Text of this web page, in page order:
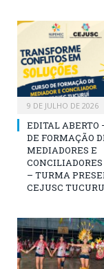
9 DE JULHO DE 2026
EDITAL ABERTO
DE FORMAÇÃO
MEDIADORES E
– TURMA
CEJUSC